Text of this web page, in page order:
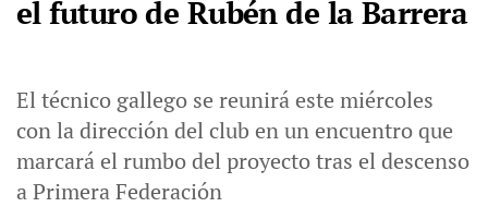
el futuro de Rubén de la Barrera
El técnico gallego se reunirá este miércoles
con la dirección del club en un encuentro que
marcará el rumbo del proyecto tras el descenso
a Primera Federación